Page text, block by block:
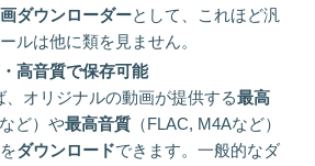
ダウンローダーとして、これほど汎
ルは他に類を見ません。
高音質で保存可能
、オリジナルの動画が提供する最高
ど）や最高音質 （FLAC, M4Aなど）
ダウンロードできます。一般的なダ